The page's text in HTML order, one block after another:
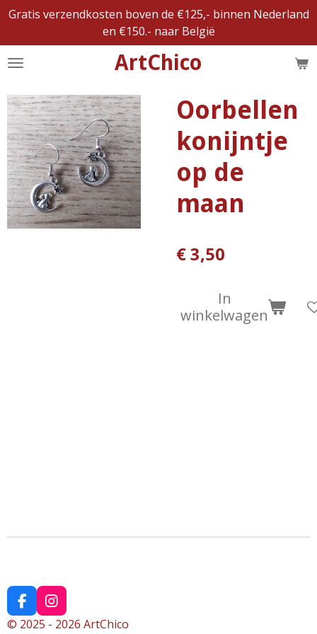
Ga
naar
de
ArtChico
Gratis verzendkosten boven de €125,- binnen Nederland
en €150.- naar België
Oorbellen
konijntje
op de
maan
€ 3,50
In
winkelwagen
F
a
I
n
© 2025 - 2026 ArtChico